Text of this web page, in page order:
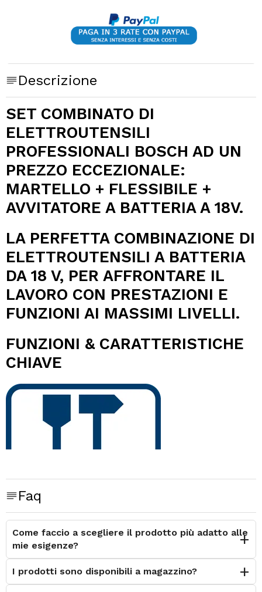
Descrizione
SET COMBINATO DI
ELETTROUTENSILI
PROFESSIONALI BOSCH AD UN
PREZZO ECCEZIONALE:
MARTELLO + FLESSIBILE +
AVVITATORE A BATTERIA A 18V.
LA PERFETTA COMBINAZIONE DI
ELETTROUTENSILI A BATTERIA
DA 18 V, PER AFFRONTARE IL
LAVORO CON PRESTAZIONI E
FUNZIONI AI MASSIMI LIVELLI.
FUNZIONI & CARATTERISTICHE
CHIAVE
Faq
Come faccio a scegliere il prodotto più adatto alle
mie esigenze?
I prodotti sono disponibili a magazzino?